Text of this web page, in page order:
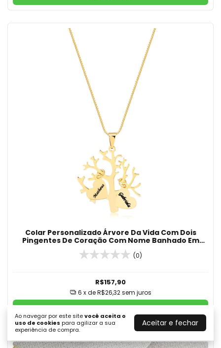
Ao navegar por este sitevocê aceita o
uso de cookies para agilizar a sua
experiência de compra.
Aceitar e fechar
Colar Personalizado Árvore Da Vida Com Dois
Pingentes De Coração Com Nome Banhado Em
Ouro 18K
(0)
R$157,90
6 x deR$26,32 sem juros